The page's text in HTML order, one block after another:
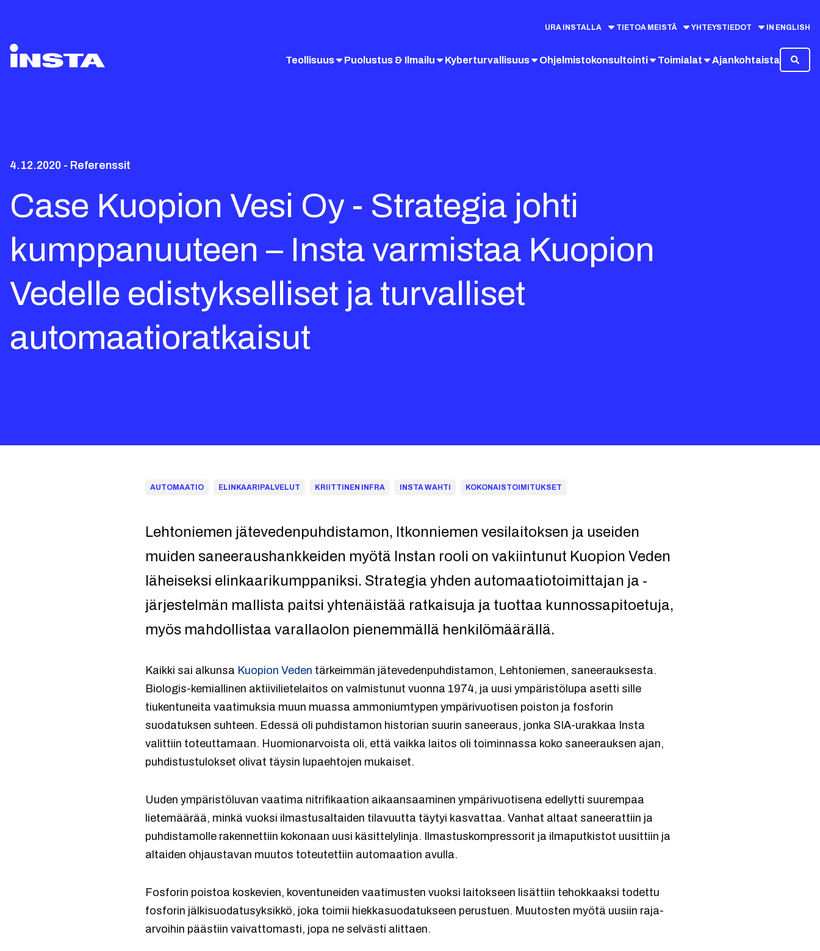
URA INSTALLA TIETOA MEISTÄ YHTEYSTIEDOT IN ENGLISH
Teollisuus Puolustus & Ilmailu Kyberturvallisuus Ohjelmistokonsultointi Toimialat Ajankohtaista
4.12.2020 - Referenssit
Case Kuopion Vesi Oy - Strategia johti
kumppanuuteen – Insta varmistaa Kuopion
Vedelle edistykselliset ja turvalliset
automaatioratkaisut
AUTOMAATIO ELINKAARIPALVELUT KRIITTINEN INFRA INSTA WAHTI KOKONAISTOIMITUKSET
Lehtoniemen jätevedenpuhdistamon, Itkonniemen vesilaitoksen ja useiden
muiden saneeraushankkeiden myötä Instan rooli on vakiintunut Kuopion Veden
läheiseksi elinkaarikumppaniksi. Strategia yhden automaatiotoimittajan ja -
järjestelmän mallista paitsi yhtenäistää ratkaisuja ja tuottaa kunnossapitoetuja,
myös mahdollistaa varallaolon pienemmällä henkilömäärällä.
Kaikki sai alkunsa Kuopion Veden tärkeimmän jätevedenpuhdistamon, Lehtoniemen, saneerauksesta.
Biologis-kemiallinen aktiivilietelaitos on valmistunut vuonna 1974, ja uusi ympäristölupa asetti sille
tiukentuneita vaatimuksia muun muassa ammoniumtypen ympärivuotisen poiston ja fosforin
suodatuksen suhteen. Edessä oli puhdistamon historian suurin saneeraus, jonka SIA-urakkaa Insta
valittiin toteuttamaan. Huomionarvoista oli, että vaikka laitos oli toiminnassa koko saneerauksen ajan,
puhdistustulokset olivat täysin lupaehtojen mukaiset.
Uuden ympäristöluvan vaatima nitrifikaation aikaansaaminen ympärivuotisena edellytti suurempaa
lietemäärää, minkä vuoksi ilmastusaltaiden tilavuutta täytyi kasvattaa. Vanhat altaat saneerattiin ja
puhdistamolle rakennettiin kokonaan uusi käsittelylinja. Ilmastuskompressorit ja ilmaputkistot uusittiin ja
altaiden ohjaustavan muutos toteutettiin automaation avulla.
Fosforin poistoa koskevien, koventuneiden vaatimusten vuoksi laitokseen lisättiin tehokkaaksi todettu
fosforin jälkisuodatusyksikkö, joka toimii hiekkasuodatukseen perustuen. Muutosten myötä uusiin raja-
arvoihin päästiin vaivattomasti, jopa ne selvästi alittaen.